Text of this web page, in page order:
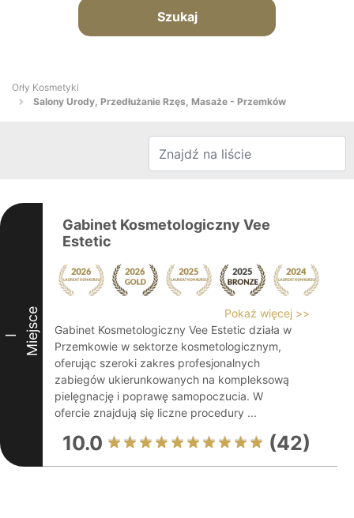
Szukaj
Orły Kosmetyki
Salony Urody, Przedłużanie Rzęs, Masaże - Przemków
I Miejsce
Gabinet Kosmetologiczny Vee
Estetic
Pokaż więcej >>
Gabinet Kosmetologiczny Vee Estetic działa w
Przemkowie w sektorze kosmetologicznym,
oferując szeroki zakres profesjonalnych
zabiegów ukierunkowanych na kompleksową
pielęgnację i poprawę samopoczucia. W
ofercie znajdują się liczne procedury ...
10.0 (42)